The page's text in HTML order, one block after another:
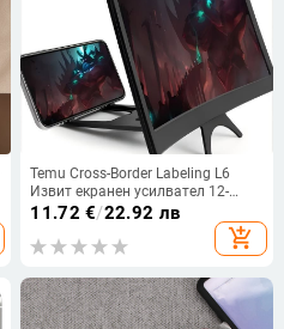
Temu Cross-Border Labeling L6
Извит екранен усилвател 12-
инчов мобилен телефон
усилвател ултра-прозрачна лупа
мързелив държач
11.72 €/22.92 лв
add_shopping_cart